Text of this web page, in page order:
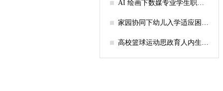
AI 绘画下数媒专业学生职业
家园协同下幼儿入学适应困难
高校篮球运动思政育人内生逻